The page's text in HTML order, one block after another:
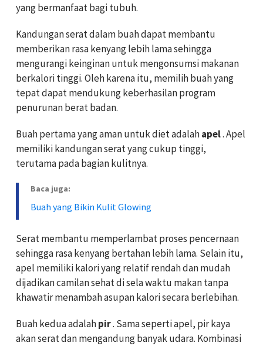
yang bermanfaat bagi tubuh.
Kandungan serat dalam buah dapat membantu
memberikan rasa kenyang lebih lama sehingga
mengurangi keinginan untuk mengonsumsi makanan
berkalori tinggi. Oleh karena itu, memilih buah yang
tepat dapat mendukung keberhasilan program
penurunan berat badan.
Buah pertama yang aman untuk diet adalahapel. Apel
memiliki kandungan serat yang cukup tinggi,
terutama pada bagian kulitnya.
Baca juga:
Buah yang Bikin Kulit Glowing
Serat membantu memperlambat proses pencernaan
sehingga rasa kenyang bertahan lebih lama. Selain itu,
apel memiliki kalori yang relatif rendah dan mudah
dijadikan camilan sehat di sela waktu makan tanpa
khawatir menambah asupan kalori secara berlebihan.
Buah kedua adalahpir. Sama seperti apel, pir kaya
akan serat dan mengandung banyak udara. Kombinasi